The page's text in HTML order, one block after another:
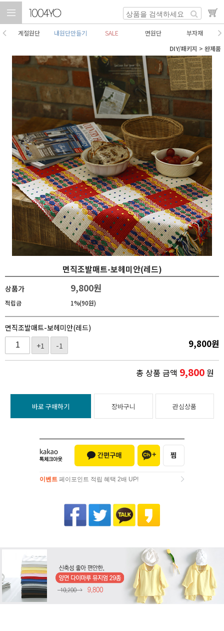
계절원단 내원단만들기 SALE 면원단
부자재
DIY/패키지 > 완제품
면직조발매트-보헤미안(레드)
상품가 9,800원
적립금 1%(90원)
면직조발매트-보헤미안(레드)
+1
-1 9,800원
총 상품 금액 9,800원
바로 구매하기 장바구니 관심상품
이벤트 페이포인트 적립 혜택 2배 UP!